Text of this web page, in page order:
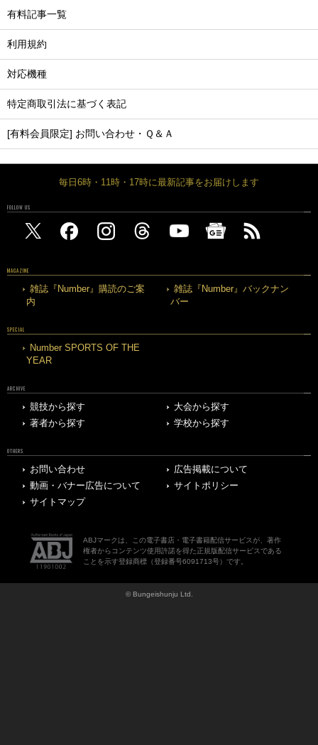
有料記事一覧
利用規約
対応機種
特定商取引法に基づく表記
[有料会員限定] お問い合わせ・Ｑ＆Ａ
毎日6時・11時・17時に最新記事をお届けします
FOLLOW US
MAGAZINE
雑誌『Number』購読のご案
内
雑誌『Number』バックナン
バー
SPECIAL
Number SPORTS OF THE
YEAR
ARCHIVE
競技から探す
大会から探す
著者から探す
学校から探す
OTHERS
お問い合わせ
広告掲載について
動画・バナー広告について
サイトポリシー
サイトマップ
ABJマークは、この電子書店・電子書籍配信サービスが、著作
権者からコンテンツ使用許諾を得た正規版配信サービスである
ことを示す登録商標（登録番号6091713号）です。
© Bungeishunju Ltd.